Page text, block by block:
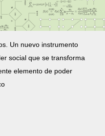
Un nuevo instrumento
social que se transforma
elemento de poder